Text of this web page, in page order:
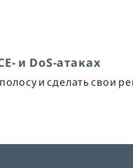
и DoS-атаках
и сделать свои